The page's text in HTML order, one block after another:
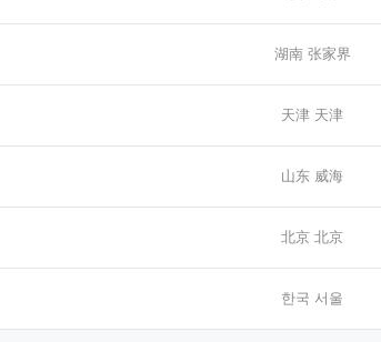
湖南 张家界
天津 天津
山东 威海
北京 北京
한국 서울